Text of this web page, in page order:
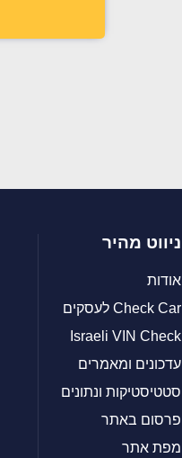
ניווט מהיר
אודות
Check Car לעסקים
Israeli VIN Check
עדכונים ומאמרים
סטטיסטיקות ונתונים
פרסום באתר
מפת אתר